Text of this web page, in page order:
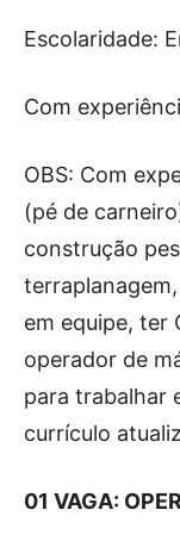
Escolaridade:
Com
OBS: Com
(pé de
construção
em equipe, ter
operador de
para trabalhar
currículo
01 VAGA: